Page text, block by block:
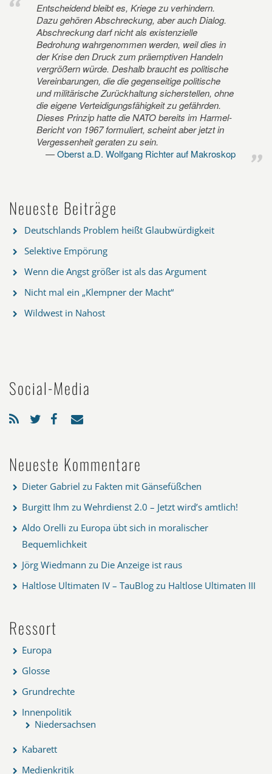
Entscheidend bleibt es, Kriege zu verhindern.
Dazu gehören Abschreckung, aber auch Dialog.
Abschreckung darf nicht als existenzielle
Bedrohung wahrgenommen werden, weil dies in
der Krise den Druck zum präemptiven Handeln
vergrößern würde. Deshalb braucht es politische
Vereinbarungen, die die gegenseitige politische
und militärische Zurückhaltung sicherstellen, ohne
die eigene Verteidigungsfähigkeit zu gefährden.
Dieses Prinzip hatte die NATO bereits im Harmel-
Bericht von 1967 formuliert, scheint aber jetzt in
Vergessenheit geraten zu sein.
Oberst a.D. Wolfgang Richter auf Makroskop
Neueste Beiträge
Deutschlands Problem heißt Glaubwürdigkeit
Selektive Empörung
Wenn die Angst größer ist als das Argument
Nicht mal ein „Klempner der Macht“
Wildwest in Nahost
Social-Media
Neueste Kommentare
Dieter Gabriel zu Fakten mit Gänsefüßchen
Burgitt Ihm zu Wehrdienst 2.0 – Jetzt wird’s amtlich!
Aldo Orelli zu Europa übt sich in moralischer
Bequemlichkeit
Jörg Wiedmann zu Die Anzeige ist raus
Haltlose Ultimaten IV – TauBlog zu Haltlose Ultimaten III
Ressort
Europa
Glosse
Grundrechte
Innenpolitik
Niedersachsen
Kabarett
Medienkritik